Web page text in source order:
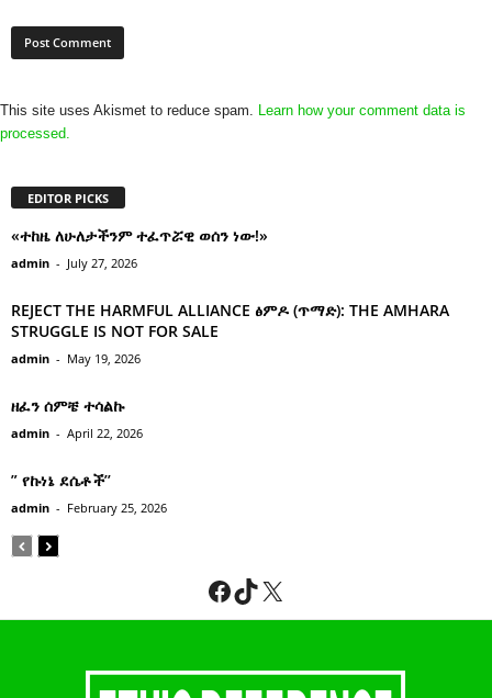
This site uses Akismet to reduce spam. Learn how your comment data is
processed.
EDITOR PICKS
«ተከዜ ለሁለታችንም ተፈጥሯዊ ወሰን ነው!»
admin - July 27, 2026
REJECT THE HARMFUL ALLIANCE ፅምዶ (ጥማድ): THE AMHARA
STRUGGLE IS NOT FOR SALE
admin - May 19, 2026
ዘፈን ሰምቼ ተሳልኩ
admin - April 22, 2026
” የኩነኔ ደሴቶች’’
admin - February 25, 2026
Facebook
TikTok
X